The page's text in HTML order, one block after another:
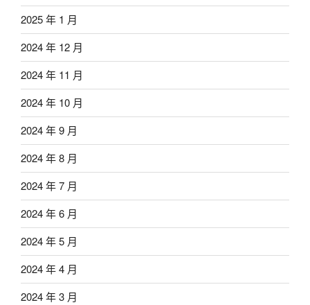
2025 年 1 月
2024 年 12 月
2024 年 11 月
2024 年 10 月
2024 年 9 月
2024 年 8 月
2024 年 7 月
2024 年 6 月
2024 年 5 月
2024 年 4 月
2024 年 3 月